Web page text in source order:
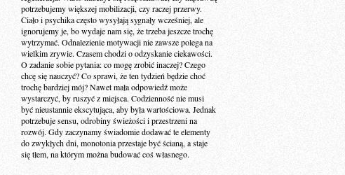
potrzebujemy większej mobilizacji, czy raczej przerwy.
Ciało i psychika często wysyłają sygnały wcześniej, ale
ignorujemy je, bo wydaje nam się, że trzeba jeszcze trochę
wytrzymać. Odnalezienie motywacji nie zawsze polega na
wielkim zrywie. Czasem chodzi o odzyskanie ciekawości.
O zadanie sobie pytania: co mogę zrobić inaczej? Czego
chcę się nauczyć? Co sprawi, że ten tydzień będzie choć
trochę bardziej mój? Nawet mała odpowiedź może
wystarczyć, by ruszyć z miejsca. Codzienność nie musi
być nieustannie ekscytująca, aby była wartościowa. Jednak
potrzebuje sensu, odrobiny świeżości i przestrzeni na
rozwój. Gdy zaczynamy świadomie dodawać te elementy
do zwykłych dni, monotonia przestaje być ścianą, a staje
się tłem, na którym można budować coś własnego.